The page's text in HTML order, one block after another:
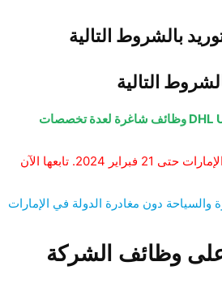
بالشروط التالية
التالية
2024. تابعها الآن
والسياحة دون مغادرة الدولة في الإمارات
على وظائف الشركة